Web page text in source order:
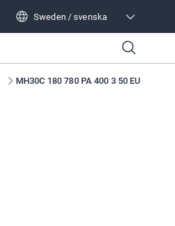
Sweden / svenska
MH30C 180 780 PA 400 3 50 EU